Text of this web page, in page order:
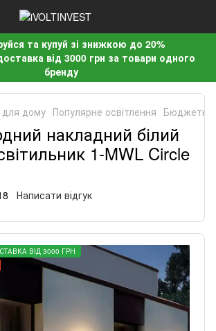
та купуй зі знижкою до 20%
від 3000 грн за товари одного
бренду
для дому Популярне освітлення Бюджетне
накладний білий
1-MWL Circle
Написати відгук
ВІД 3000 ГРН